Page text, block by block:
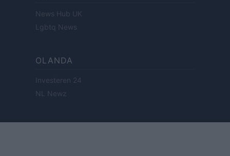
News Hub UK
Lgbtq News
OLANDA
Investeren 24
NL Newz